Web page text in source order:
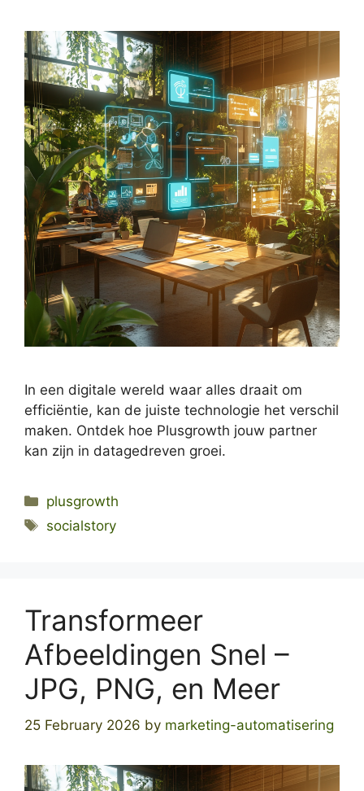
In een digitale wereld waar alles draait om
efficiëntie, kan de juiste technologie het verschil
maken. Ontdek hoe Plusgrowth jouw partner
kan zijn in datagedreven groei.
Categories
plusgrowth
Tags
socialstory
Transformeer
Afbeeldingen Snel –
JPG, PNG, en Meer
25 February 2026 by marketing-automatisering